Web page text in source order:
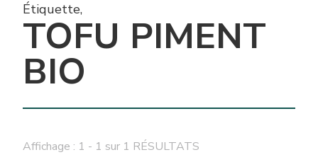
Étiquette,
TOFU PIMENT
BIO
Affichage : 1 - 1 sur 1 RÉSULTATS